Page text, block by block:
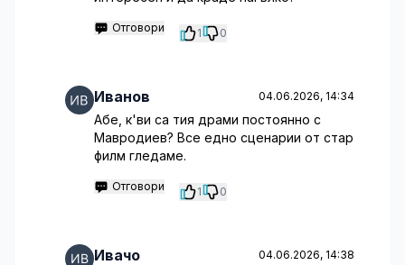
Отговори 1 0
Иванов 04.06.2026, 14:34
Абе, к'ви са тия драми постоянно с
Мавродиев? Все едно сценарии от стар
филм гледаме.
Отговори 1 0
Ивачо 04.06.2026, 14:38